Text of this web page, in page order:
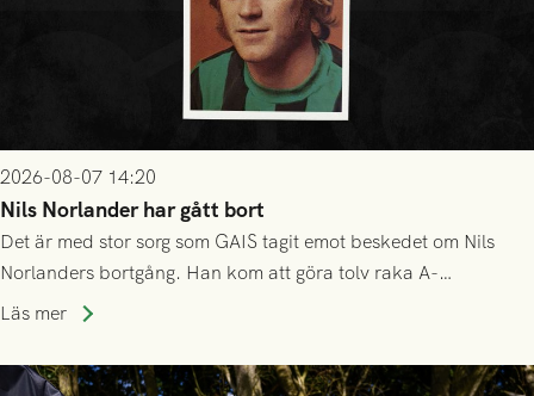
2026-08-07 14:20
Nils Norlander har gått bort
Det är med stor sorg som GAIS tagit emot beskedet om Nils
Norlanders bortgång. Han kom att göra tolv raka A-
lagssäsonger i Grönsvart och är en av få spelare som i GAIS
Läs mer